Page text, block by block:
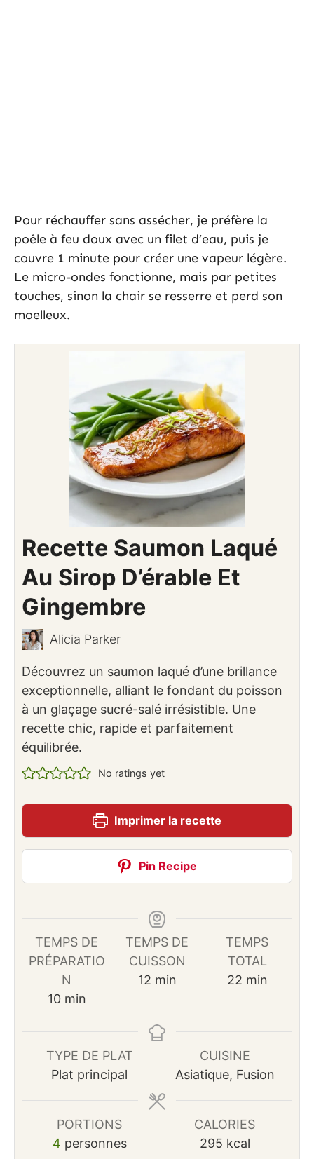
Pour réchauffer sans assécher, je préfère la
poêle à feu doux avec un filet d’eau, puis je
couvre 1 minute pour créer une vapeur légère.
Le micro-ondes fonctionne, mais par petites
touches, sinon la chair se resserre et perd son
moelleux.
Recette Saumon Laqué
Au Sirop D’érable Et
Gingembre
Alicia Parker
Découvrez un saumon laqué d’une brillance
exceptionnelle, alliant le fondant du poisson
à un glaçage sucré-salé irrésistible. Une
recette chic, rapide et parfaitement
équilibrée.
No ratings yet
Imprimer la recette
Pin Recipe
TEMPS DE
PRÉPARATIO
N
10minutes
min
TEMPS DE
CUISSON
12minutes
min
TEMPS
TOTAL
22minutes
min
TYPE DE PLAT
Plat principal
CUISINE
Asiatique, Fusion
PORTIONS
4 personnes
CALORIES
295 kcal